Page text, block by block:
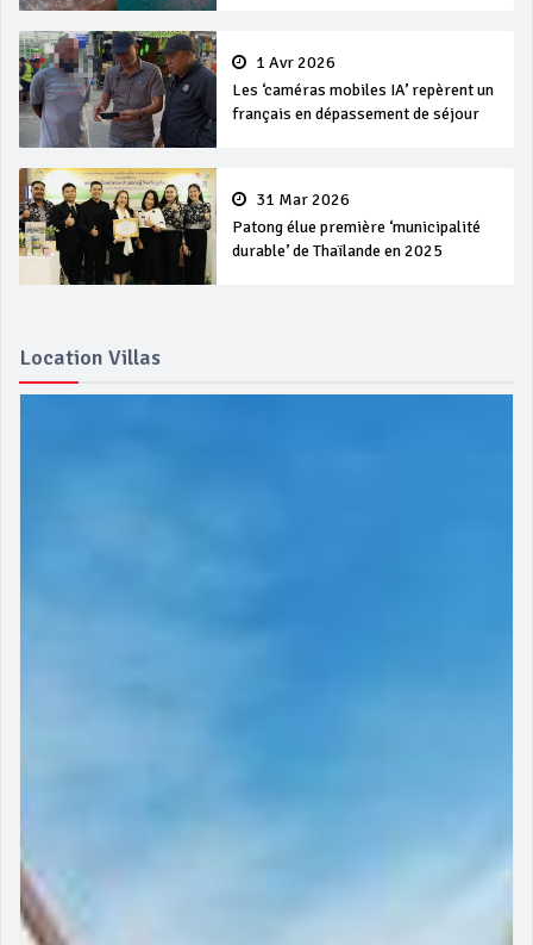
1 Avr 2026
Les ‘caméras mobiles IA’ repèrent un
français en dépassement de séjour
31 Mar 2026
Patong élue première ‘municipalité
durable’ de Thaïlande en 2025
Location Villas